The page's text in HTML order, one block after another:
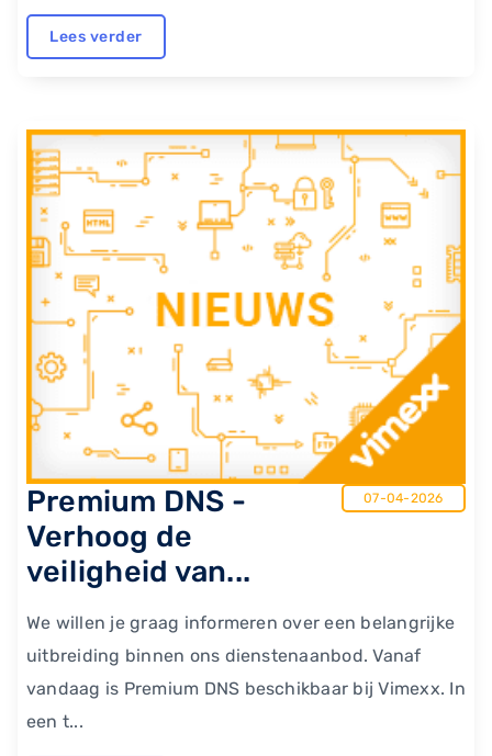
Lees verder
Premium DNS -
Verhoog de
veiligheid van...
07-04-2026
We willen je graag informeren over een belangrijke
uitbreiding binnen ons dienstenaanbod. Vanaf
vandaag is Premium DNS beschikbaar bij Vimexx. In
een t...